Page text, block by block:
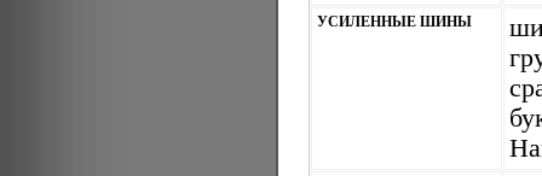
УСИЛЕННЫЕ ШИНЫ